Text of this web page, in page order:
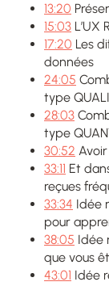
13:20
15:03 L’UX
17:20 Les
données
24:05
type
28:03
type
30:52
33:11 Et
reçues
33:34 Idée
pour
38:05 Idée
que vous
43:01 Idée